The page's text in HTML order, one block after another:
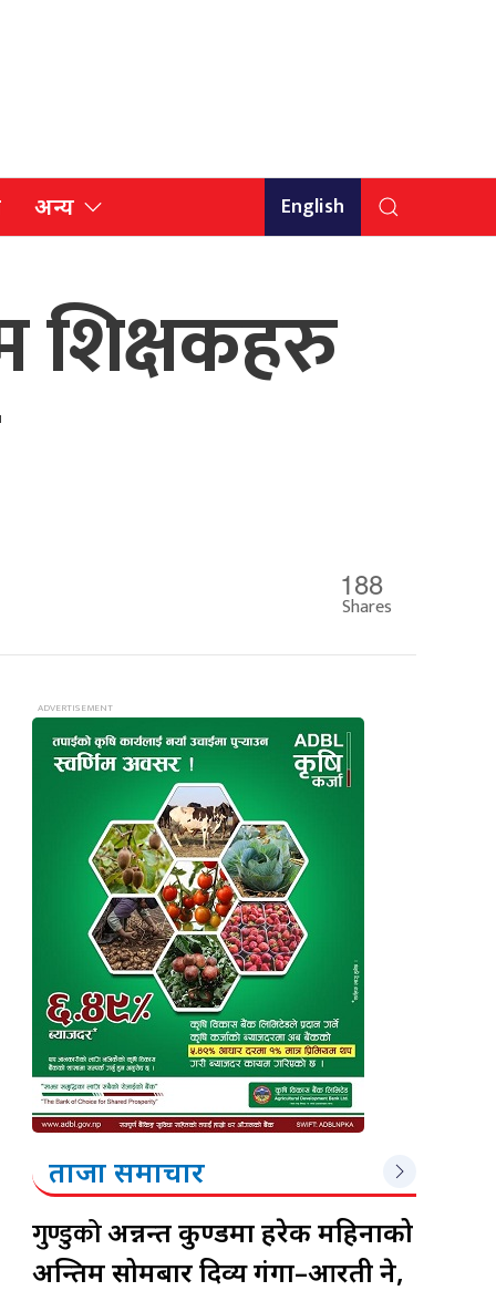
अन्य English
शिक्षकहरु
188
Shares
ताजा समाचार
गुण्डुकोअन्नन्त कुण्डमा हरेक महिनाको
अन्तिम सोमबार दिव्य गंगा–आरती हुने,